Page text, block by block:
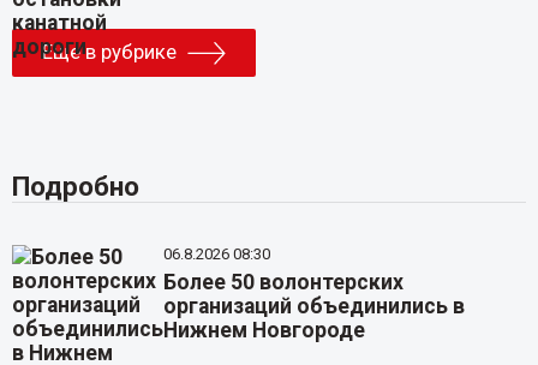
Еще в рубрике
Подробно
06.8.2026 08:30
Более 50 волонтерских
организаций объединились в
Нижнем Новгороде